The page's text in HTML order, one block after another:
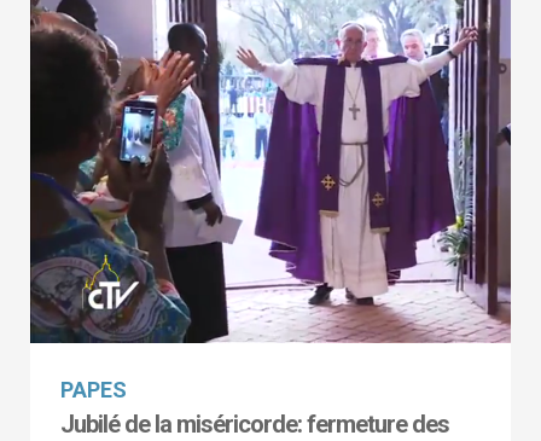
PAPES
Jubilé de la miséricorde: fermeture des